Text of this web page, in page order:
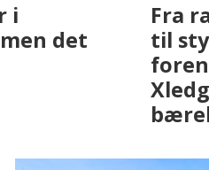
Fenistra endrer
eiendomsbransjen
med AI. Slik ser vi